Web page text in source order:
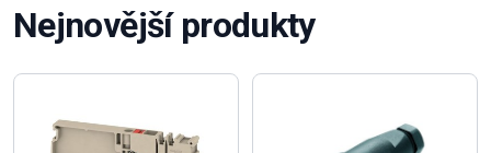
Nejnovější produkty